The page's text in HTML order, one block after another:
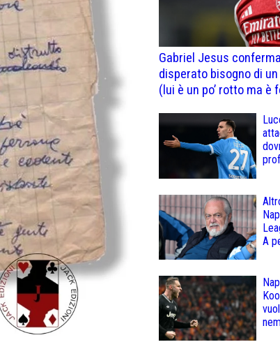
Gabriel Jesus
disperato bisogno di
(lui è un po’ rotto ma è
A